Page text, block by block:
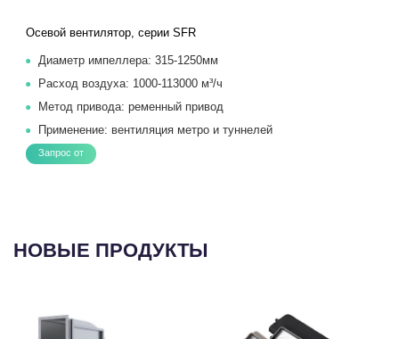
Осевой вентилятор, серии SFR
Диаметр импеллера: 315-1250мм
Расход воздуха: 1000-113000 м³/ч
Метод привода: ременный привод
Применение: вентиляция метро и туннелей
Запрос от
НОВЫЕ ПРОДУКТЫ